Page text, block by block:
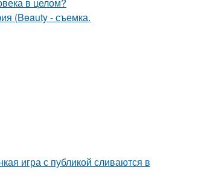
(Beauty - съемка.
игра с публикой сливаются в